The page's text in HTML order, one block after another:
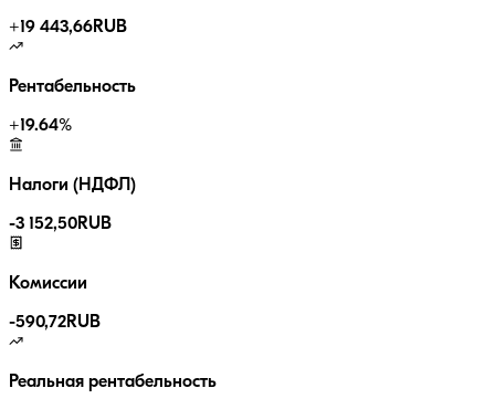
+19 443,66RUB
Рентабельность
+19.64%
Налоги (НДФЛ)
-3 152,50RUB
Комиссии
-590,72RUB
Реальная рентабельность